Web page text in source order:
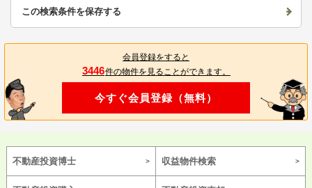
この検索条件を保存する
会員登録をすると
3446件の物件を見ることができます。
今すぐ会員登録（無料）
不動産投資博士 収益物件検索